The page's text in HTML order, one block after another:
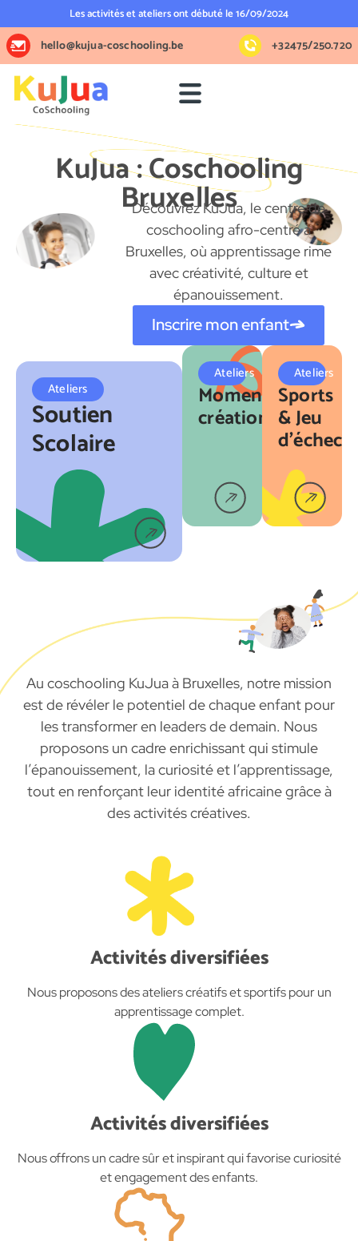
Les activités et ateliers ont débuté le 16/09/2024
hello@kujua-coschooling.be +32475/250.720
Un environnement sûr et inspirant !
KuJua : Coschooling
Bruxelles
Découvrez KuJua, le centre de
coschooling afro-centré à
Bruxelles, où apprentissage rime
avec créativité, culture et
épanouissement.
Inscrire mon enfant
Ateliers
Soutien
Scolaire
Ateliers
Moments
créations
Ateliers
Sports
&Jeu
d’échec
Au coschooling KuJua à Bruxelles, notre mission
est de révéler le potentiel de chaque enfant pour
les transformer en leaders de demain. Nous
proposons un cadre enrichissant qui stimule
l’épanouissement, la curiosité et l’apprentissage,
tout en renforçant leur identité africaine grâce à
des activités créatives.
Activités diversifiées
Nous proposons des ateliers créatifs et sportifs pour un
apprentissage complet.
Activités diversifiées
Nous offrons un cadre sûr et inspirant qui favorise curiosité
et engagement des enfants.